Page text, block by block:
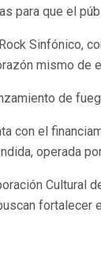
para que el
Sinfónico,
mismo de
de
con el
operada
Cultural
fortalecer